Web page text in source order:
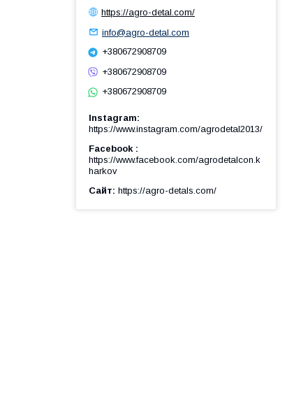
https://agro-detal.com/
info@agro-detal.com
+380672908709
+380672908709
+380672908709
Instagram
https://www.instagram.com/agrodetal2013/
Facebook
https://www.facebook.com/agrodetalcon.k
harkov
Сайт https://agro-detals.com/